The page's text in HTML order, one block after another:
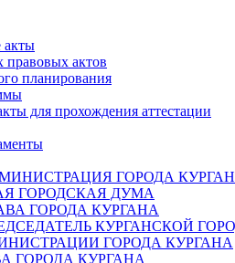
акты
актов
планирования
для прохождения аттестации
ГОРОДА
ГОРОДСКАЯ ДУМА
ГОРОДА КУРГАНА
КУРГАНСКОЙ
ГОРОДА КУРГАНА
ГОРОДА КУРГАНА